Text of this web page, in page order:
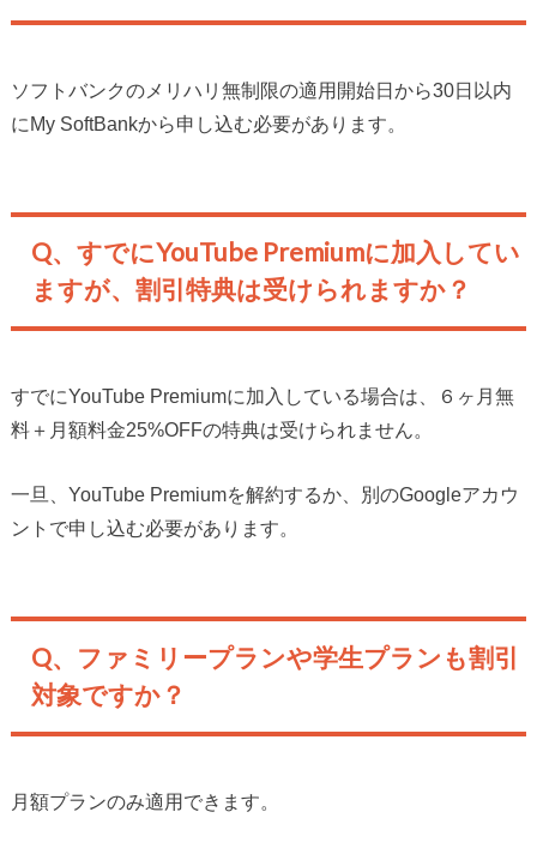
ソフトバンクのメリハリ無制限の適用開始日から30日以内
にMy SoftBankから申し込む必要があります。
Q、すでにYouTube Premiumに加入してい
ますが、割引特典は受けられますか？
すでにYouTube Premiumに加入している場合は、６ヶ月無
料＋月額料金25%OFFの特典は受けられません。
一旦、YouTube Premiumを解約するか、別のGoogleアカウ
ントで申し込む必要があります。
Q、ファミリープランや学生プランも割引
対象ですか？
月額プランのみ適用できます。